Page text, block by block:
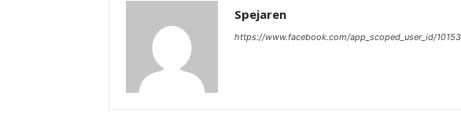
Spejaren
https://www.facebook.com/app_scoped_user_id/